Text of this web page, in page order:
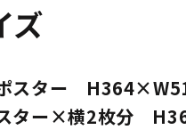
ズ
スター
ター×横2枚分